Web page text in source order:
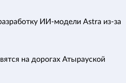
ИИ-модели Astra из-за
на дорогах Атырауской